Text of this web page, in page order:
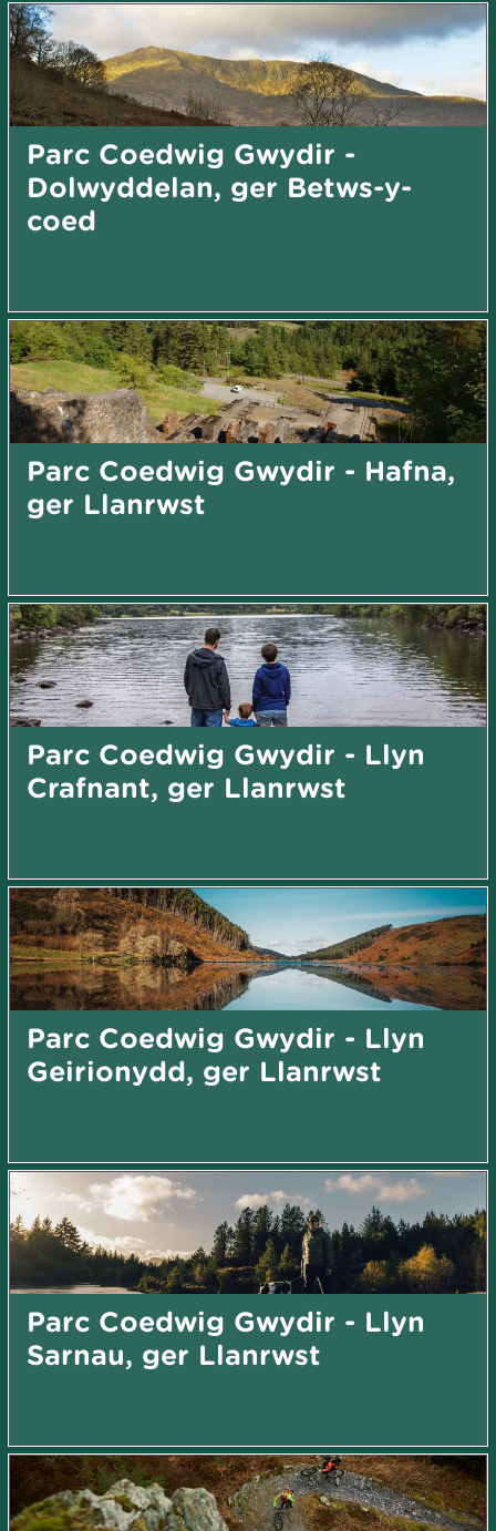
Parc Coedwig Gwydir -
Dolwyddelan, ger Betws-y-
coed
Parc Coedwig Gwydir - Hafna,
ger Llanrwst
Parc Coedwig Gwydir - Llyn
Crafnant, ger Llanrwst
Parc Coedwig Gwydir - Llyn
Geirionydd, ger Llanrwst
Parc Coedwig Gwydir - Llyn
Sarnau, ger Llanrwst